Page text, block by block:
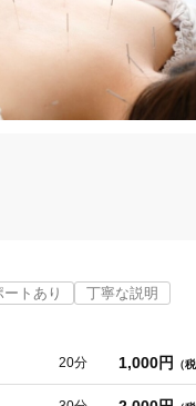
個室完備
トあり
丁寧な説明
20分 1,000円 （